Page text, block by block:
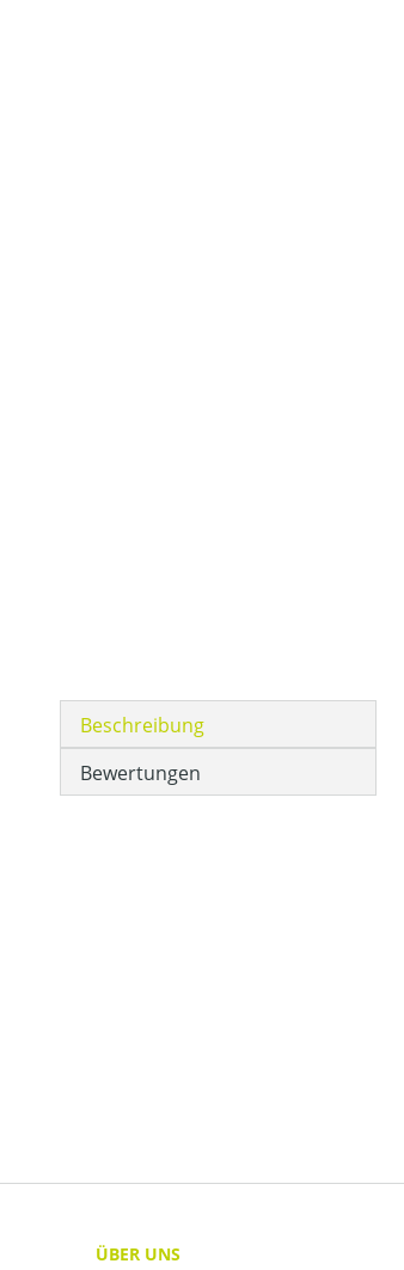
Beschreibung
Bewertungen
ÜBER UNS